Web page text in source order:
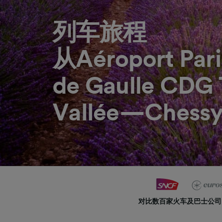
列车旅程
从Aéroport
de Gaulle
对比数百家火车及巴士公